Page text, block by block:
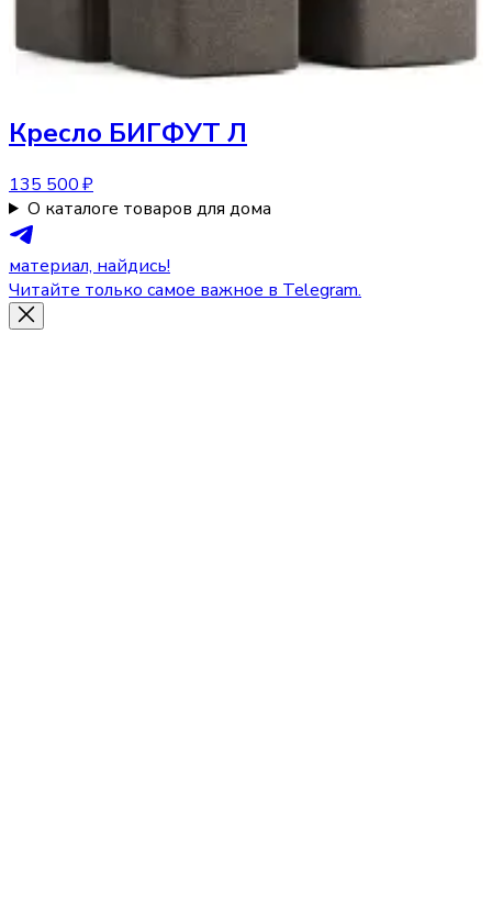
Кресло БИГФУТ Л
135 500 ₽
О каталоге товаров для дома
материал, найдись!
Читайте только самое важное в Telegram.